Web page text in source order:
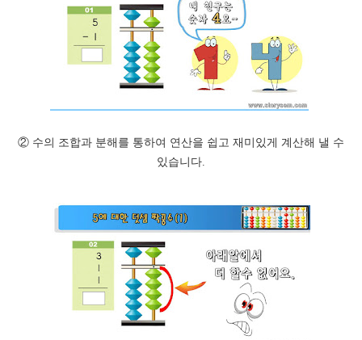
② 수의 조합과 분해를 통하여 연산을 쉽고 재미있게 계산해 낼 수
있습니다.